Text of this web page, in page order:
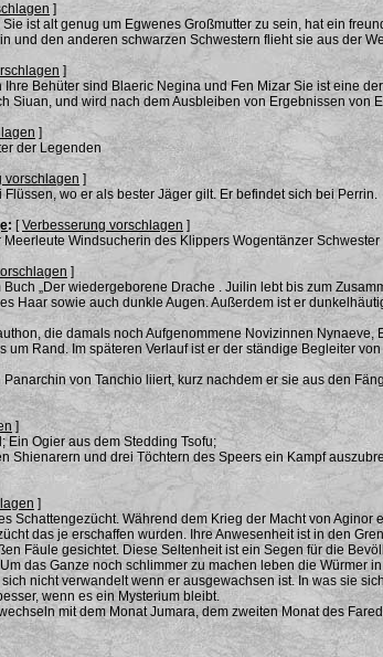
]
ist alt genug um Egwenes Großmutter zu sein, hat ein
und den anderen schwarzen Schwestern flieht sie aus der
]
Behüter sind Blaeric Negina und Fen Mizar Sie ist eine
Siuan, und wird nach dem Ausbleiben von Ergebnissen
]
der Legenden
vorschlagen ]
wo er als bester Jäger gilt. Er befindet sich bei Perrin.
: [Verbesserung vorschlagen]
Windsucherin des Klippers Wogentänzer
]
„Der wiedergeborene Drache . Juilin lebt bis zum
Haar sowie auch dunkle Augen. Außerdem ist er
die damals noch Aufgenommene Novizinnen
um Rand. Im späteren Verlauf ist er der ständige Begleiter
Panarchin von Tanchio liiert, kurz nachdem er sie aus den
]
Ein Ogier aus dem Stedding Tsofu;
Shienarern und drei Töchtern des Speers ein Kampf
]
Schattengezücht. Während dem Krieg der Macht von
das je erschaffen wurden. Ihre Anwesenheit ist in den
Fäule gesichtet. Diese Seltenheit ist ein Segen für die
das Ganze noch schlimmer zu machen leben die
nicht verwandelt wenn er ausgewachsen ist. In was sie
wenn es ein Mysterium bleibt.
mit dem Monat Jumara, dem zweiten Monat des